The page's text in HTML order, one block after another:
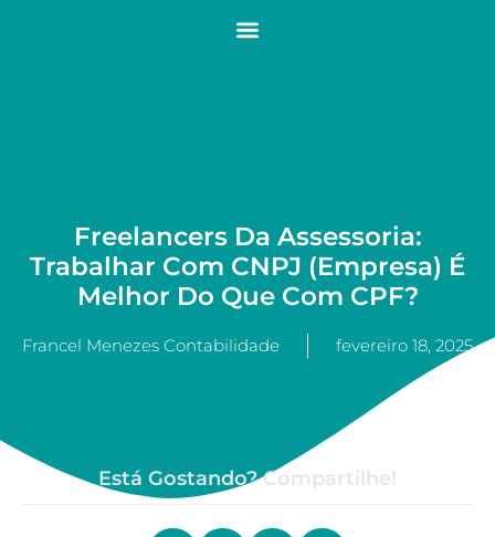
Freelancers Da Assessoria:
Trabalhar Com CNPJ (empresa) É
Melhor Do Que Com CPF?
Francel Menezes Contabilidade fevereiro 18, 2025
Está Gostando? Compartilhe!